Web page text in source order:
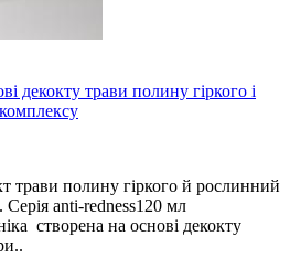
декокту трави полину гіркого і
трави полину гіркого й рослинний
anti-redness120 мл
створена на основі декокту